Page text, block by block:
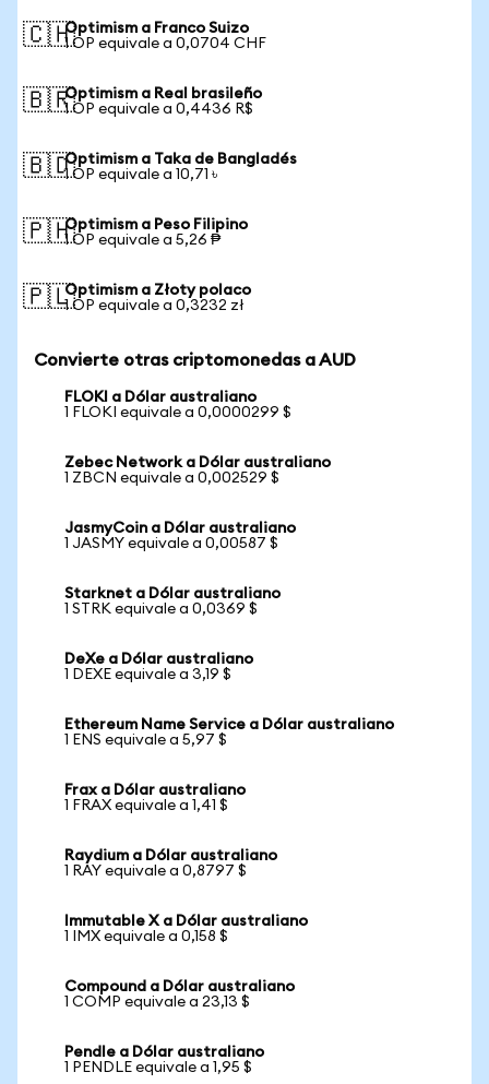
🇨🇭Optimism a Franco Suizo
1 OP equivale a 0,0704 CHF
🇧🇷Optimism a Real brasileño
1 OP equivale a 0,4436 R$
🇧🇩Optimism a Taka de Bangladés
1 OP equivale a 10,71 ৳
🇵🇭Optimism a Peso Filipino
1 OP equivale a 5,26 ₱
🇵🇱Optimism a Złoty polaco
1 OP equivale a 0,3232 zł
Convierte otras criptomonedas a AUD
FLOKI a Dólar australiano
1 FLOKI equivale a 0,0000299 $
Zebec Network a Dólar australiano
1 ZBCN equivale a 0,002529 $
JasmyCoin a Dólar australiano
1 JASMY equivale a 0,00587 $
Starknet a Dólar australiano
1 STRK equivale a 0,0369 $
DeXe a Dólar australiano
1 DEXE equivale a 3,19 $
Ethereum Name Service a Dólar australiano
1 ENS equivale a 5,97 $
Frax a Dólar australiano
1 FRAX equivale a 1,41 $
Raydium a Dólar australiano
1 RAY equivale a 0,8797 $
Immutable X a Dólar australiano
1 IMX equivale a 0,158 $
Compound a Dólar australiano
1 COMP equivale a 23,13 $
Pendle a Dólar australiano
1 PENDLE equivale a 1,95 $